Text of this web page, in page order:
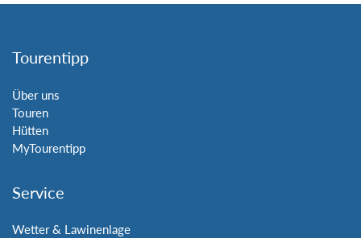
Tourentipp
Über uns
Touren
Hütten
MyTourentipp
Service
Wetter & Lawinenlage